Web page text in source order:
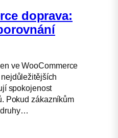
doprava:
ve WooCommerce
spokojenost
Pokud zákazníkům
druhy…